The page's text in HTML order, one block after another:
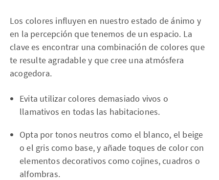
Los colores influyen en nuestro estado de ánimo y
en la percepción que tenemos de un espacio. La
clave es encontrar una combinación de colores que
te resulte agradable y que cree una atmósfera
acogedora.
Evita utilizar colores demasiado vivos o
llamativos en todas las habitaciones.
Opta por tonos neutros como el blanco, el beige
o el gris como base, y añade toques de color con
elementos decorativos como cojines, cuadros o
alfombras.